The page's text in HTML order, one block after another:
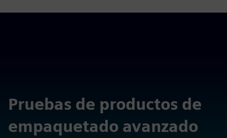
Pruebas de productos de
empaquetado avanzado